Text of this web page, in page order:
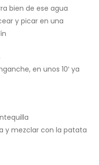
bien de ese agua
y picar en una
en unos 10′ ya
y mezclar con la patata